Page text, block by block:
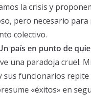
la crisis y
pero necesario para
colectivo.
país en punto de
una paradoja cruel.
sus funcionarios repite
«éxitos» en